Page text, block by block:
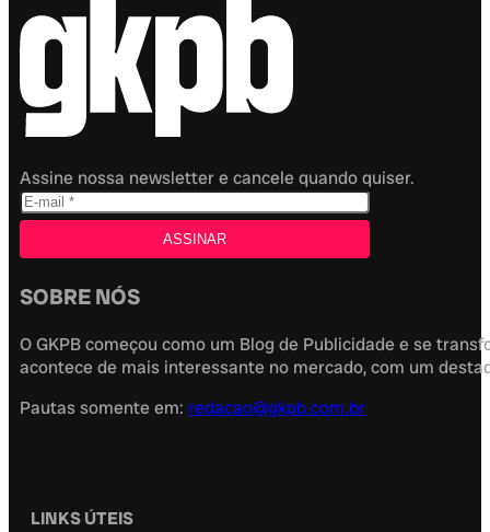
Assine nossa newsletter e cancele quando quiser.
SOBRE NÓS
O GKPB começou como um Blog de Publicidade e se
acontece de mais interessante no mercado, com um
Pautas somente em: redacao@gkpb.com.br
LINKS ÚTEIS